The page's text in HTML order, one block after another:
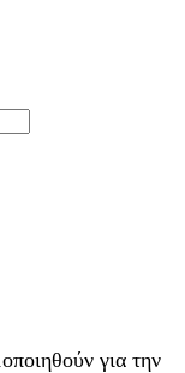
για την